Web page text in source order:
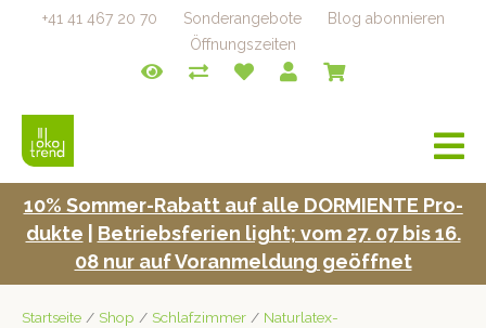
+41 41 467 20 70 Sonderangebote
Blog abonnieren
Öffnungszeiten
a
v
i
10% Som­mer-Rabatt auf alle DORMIENTE Pro­
duk­te
Betrieb­s­fe­rien light; vom 27. 07 bis 16.
08 nur auf Voran­mel­dung geöffnet
Startseite / Shop / Schlafzimmer / Naturlatex-